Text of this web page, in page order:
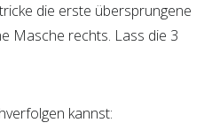
die erste übersprungene
Masche rechts. Lass die 3
kannst: